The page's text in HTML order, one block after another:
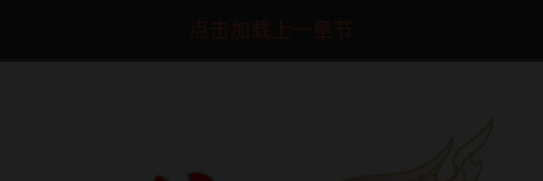
点击加载上一章节